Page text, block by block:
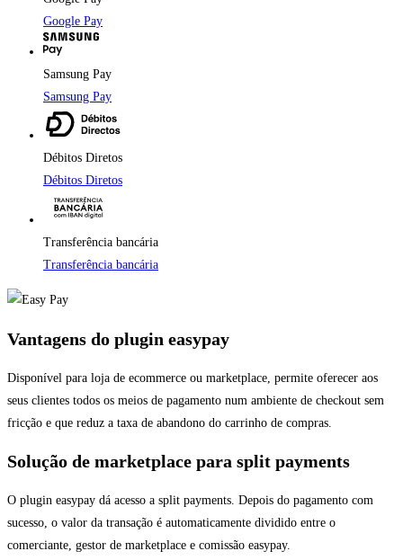
Google Pay
Samsung Pay
Samsung Pay
Débitos Diretos
Débitos Diretos
Transferência bancária
Transferência bancária
Vantagens do plugin easypay
Disponível para loja de ecommerce ou marketplace, permite oferecer aos
seus clientes todos os meios de pagamento num ambiente de checkout sem
fricção e que reduz a taxa de abandono do carrinho de compras.
Solução de marketplace para split payments
O plugin easypay dá acesso a split payments. Depois do pagamento com
sucesso, o valor da transação é automaticamente dividido entre o
comerciante, gestor de marketplace e comissão easypay.